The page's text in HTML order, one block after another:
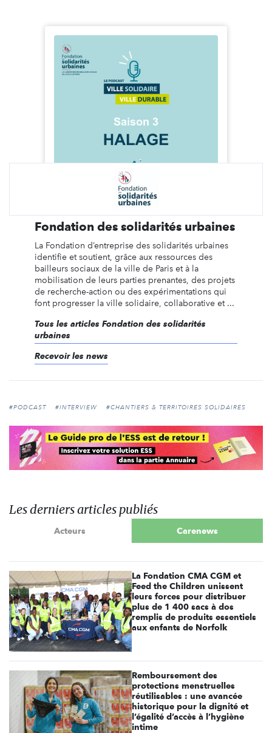
Fondation des solidarités urbaines
La Fondation d’entreprise des solidarités urbaines
identifie et soutient, grâce aux ressources des
bailleurs sociaux de la ville de Paris et à la
mobilisation de leurs parties prenantes, des projets
de recherche-action ou des expérimentations qui
font progresser la ville solidaire, collaborative et ...
Tous les articles Fondation des solidarités
urbaines
Recevoir les news
#PODCAST #INTERVIEW #CHANTIERS & TERRITOIRES SOLIDAIRES
Les derniers articles publiés
Acteurs Carenews
La Fondation CMA CGM et
Feed the Children unissent
leurs forces pour distribuer
plus de 1 400 sacs à dos
remplis de produits essentiels
aux enfants de Norfolk
Remboursement des
protections menstruelles
réutilisables : une avancée
historique pour la dignité et
l’égalité d’accès à l’hygiène
intime